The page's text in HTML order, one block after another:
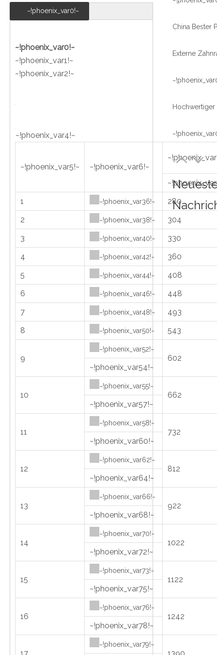
~!phoenix_var0!~
~!phoenix_var0!~
~!phoenix_var1!~
~!phoenix_var2!~
~!phoenix_var4!~
~!phoenix_var5!~ ~!phoenix_var6!~
1
~!phoenix_var36!~
280
2
~!phoenix_var38!~
304
3
~!phoenix_var40!~
330
4
~!phoenix_var42!~
360
5
~!phoenix_var44!~
408
6
~!phoenix_var46!~
448
7
~!phoenix_var48!~
493
8
~!phoenix_var50!~ 543
9
~!phoenix_var52!~
602
~!phoenix_var54!~
10
~!phoenix_var55!~
662
~!phoenix_var57!~
11
~!phoenix_var58!~
732
~!phoenix_var60!~
12
~!phoenix_var62!~
812
~!phoenix_var64!~
13
~!phoenix_var66!~
922
~!phoenix_var68!~
14
~!phoenix_var70!~
1022
~!phoenix_var72!~
15
~!phoenix_var73!~
1122
~!phoenix_var75!~
16
~!phoenix_var76!~
1242
~!phoenix_var78!~
~!phoenix_var79!~